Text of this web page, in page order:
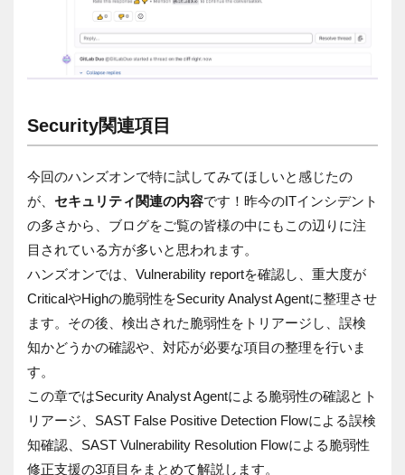
Security関連項目
今回のハンズオンで特に試してみてほしいと感じたの
が、 セキュリティ関連の内容です！昨今のITインシデント
の多さから、ブログをご覧の皆様の中にもこの辺りに注
目されている方が多いと思われます。
ハンズオンでは、Vulnerability reportを確認し、重大度が
CriticalやHighの脆弱性をSecurity Analyst Agentに整理させ
ます。その後、検出された脆弱性をトリアージし、誤検
知かどうかの確認や、対応が必要な項目の整理を行いま
す。
この章ではSecurity Analyst Agentによる脆弱性の確認とト
リアージ、SAST False Positive Detection Flowによる誤検
知確認、SAST Vulnerability Resolution Flowによる脆弱性
修正支援の3項目をまとめて解説します。